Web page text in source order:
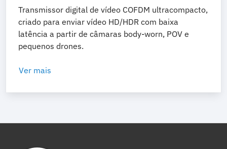
Transmissor digital de vídeo COFDM ultracompacto,
criado para enviar vídeo HD/HDR com baixa
latência a partir de câmaras body-worn, POV e
pequenos drones.
Ver mais